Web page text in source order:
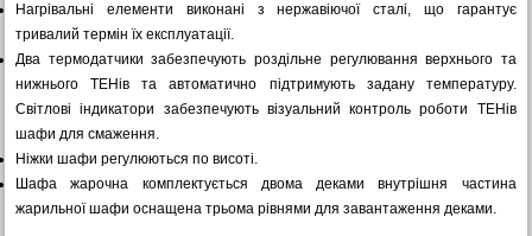
Нагрівальні елементи виконані з нержавіючої сталі, що гарантує
тривалий термін їх експлуатації.
Два термодатчики забезпечують роздільне регулювання верхнього та
нижнього ТЕНів та автоматично підтримують задану температуру.
Світлові індикатори забезпечують візуальний контроль роботи ТЕНів
шафи для смаження.
Ніжки шафи регулюються по висоті.
Шафа жарочна комплектується двома деками внутрішня частина
жарильної шафи оснащена трьома рівнями для завантаження деками.